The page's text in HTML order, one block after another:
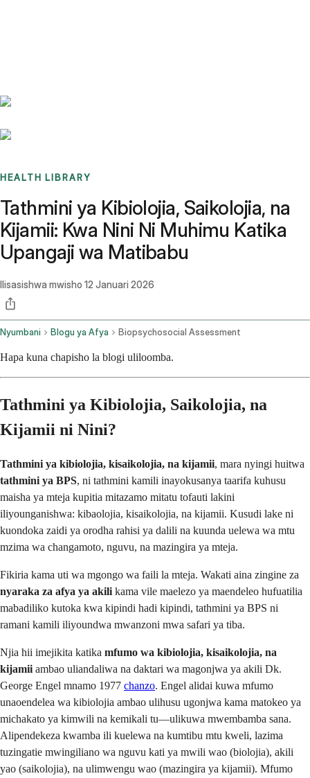
HEALTH LIBRARY
Tathmini ya Kibiolojia, Saikolojia, na
Kijamii: Kwa Nini Ni Muhimu Katika
Upangaji wa Matibabu
Ilisasishwa mwisho 12 Januari 2026
Nyumbani Blogu ya Afya Biopsychosocial Assessment
Hapa kuna chapisho la blogi uliloomba.
Tathmini ya Kibiolojia, Saikolojia, na
Kijamii ni Nini?
Tathmini ya kibiolojia, kisaikolojia, na kijamii, mara nyingi huitwa
tathmini ya BPS, ni tathmini kamili inayokusanya taarifa kuhusu
maisha ya mteja kupitia mitazamo mitatu tofauti lakini
iliyounganishwa: kibaolojia, kisaikolojia, na kijamii. Kusudi lake ni
kuondoka zaidi ya orodha rahisi ya dalili na kuunda uelewa wa mtu
mzima wa changamoto, nguvu, na mazingira ya mteja.
Fikiria kama uti wa mgongo wa faili la mteja. Wakati aina zingine za
nyaraka za afya ya akili kama vile maelezo ya maendeleo hufuatilia
mabadiliko kutoka kwa kipindi hadi kipindi, tathmini ya BPS ni
ramani kamili iliyoundwa mwanzoni mwa safari ya tiba.
Njia hii imejikita katika mfumo wa kibiolojia, kisaikolojia, na
kijamii ambao uliandaliwa na daktari wa magonjwa ya akili Dk.
George Engel mnamo 1977 chanzo. Engel alidai kuwa mfumo
unaoendelea wa kibiolojia ambao ulihusu ugonjwa kama matokeo ya
michakato ya kimwili na kemikali tu—ulikuwa mwembamba sana.
Alipendekeza kwamba ili kuelewa na kumtibu mtu kweli, lazima
tuzingatie mwingiliano wa nguvu kati ya mwili wao (biolojia), akili
yao (saikolojia), na ulimwengu wao (mazingira ya kijamii). Mfumo